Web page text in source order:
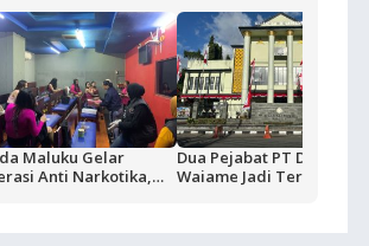
Maluku Gelar
Anti Narkotika,
Dua Pejabat PT Dok
Waiame Jadi Tersangka